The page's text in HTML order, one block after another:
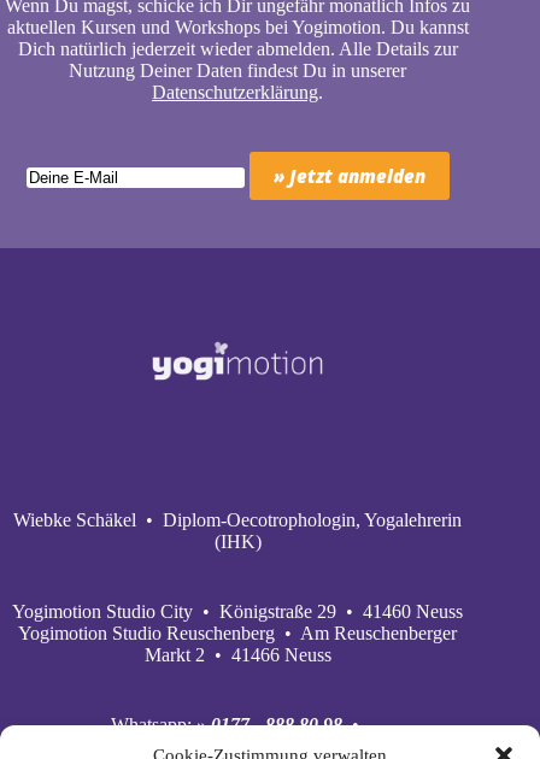
Cookie-Zustimmung verwalten
Wenn Du magst, schicke ich Dir ungefähr monatlich Infos zu
aktuellen Kursen und Workshops bei Yogimotion. Du kannst
Dich natürlich jederzeit wieder abmelden. Alle Details zur
Nutzung Deiner Daten findest Du in unserer
Datenschutzerklärung.
Wiebke Schäkel • Diplom-Oecotrophologin, Yogalehrerin
(IHK)
Yogimotion Studio City • Königstraße 29 • 41460 Neuss
Yogimotion Studio Reuschenberg • Am Reuschenberger
Markt 2 • 41466 Neuss
Whatsapp:» 0177 - 888 80 98•
Mobil:
» 0177 - 888 80 98